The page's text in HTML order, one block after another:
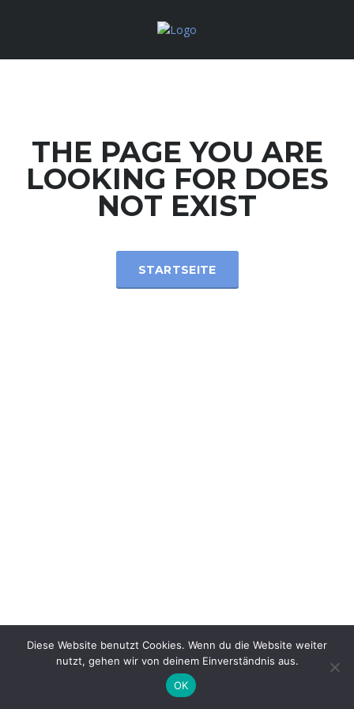
THE PAGE YOU ARE
LOOKING FOR DOES
NOT EXIST
STARTSEITE
Diese Website benutzt Cookies. Wenn du die Website weiter
nutzt, gehen wir von deinem Einverständnis aus.
OK